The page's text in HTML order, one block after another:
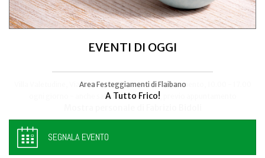
EVENTI DI OGGI
Area Festeggiamenti di Flaibano
A Tutto Frico!
Talmassons
FestInPiazza
SEGNALA EVENTO